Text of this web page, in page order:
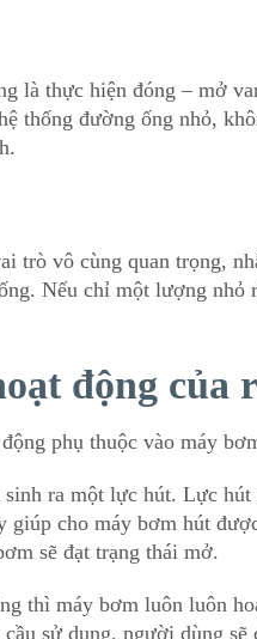
là thực hiện đóng – mở
thống đường ống nhỏ,
trò vô cùng quan trọng,
Nếu chỉ một lượng
động của
phụ thuộc vào máy
ra một lực hút. Lực
giúp cho máy bơm hút
sẽ đạt trạng thái mở.
thì máy bơm luôn luôn
sử dụng, người dùng